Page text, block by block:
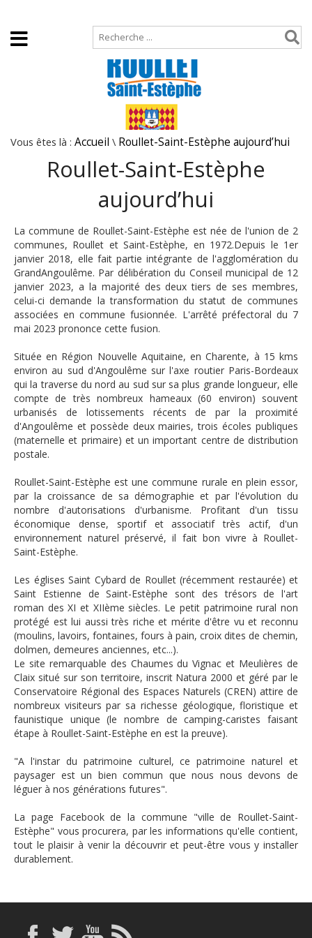
Vous êtes là : Accueil \ Roullet-Saint-Estèphe aujourd’hui
Roullet-Saint-Estèphe
aujourd’hui
La commune de Roullet-Saint-Estèphe est née de l'union de 2
communes, Roullet et Saint-Estèphe, en 1972.Depuis le 1er
janvier 2018, elle fait partie intégrante de l'agglomération du
GrandAngoulême. Par délibération du Conseil municipal de 12
janvier 2023, a la majorité des deux tiers de ses membres,
celui-ci demande la transformation du statut de communes
associées en commune fusionnée. L'arrêté préfectoral du 7
mai 2023 prononce cette fusion.
Située en Région Nouvelle Aquitaine, en Charente, à 15 kms
environ au sud d'Angoulême sur l'axe routier Paris-Bordeaux
qui la traverse du nord au sud sur sa plus grande longueur, elle
compte de très nombreux hameaux (60 environ) souvent
urbanisés de lotissements récents de par la proximité
d'Angoulême et possède deux mairies, trois écoles publiques
(maternelle et primaire) et un important centre de distribution
postale.
Roullet-Saint-Estèphe est une commune rurale en plein essor,
par la croissance de sa démographie et par l'évolution du
nombre d'autorisations d'urbanisme. Profitant d'un tissu
économique dense, sportif et associatif très actif, d'un
environnement naturel préservé, il fait bon vivre à Roullet-
Saint-Estèphe.
Les églises Saint Cybard de Roullet (récemment restaurée) et
Saint Estienne de Saint-Estèphe sont des trésors de l'art
roman des XI et XIIème siècles. Le petit patrimoine rural non
protégé est lui aussi très riche et mérite d'être vu et reconnu
(moulins, lavoirs, fontaines, fours à pain, croix dites de chemin,
dolmen, demeures anciennes, etc...).
Le site remarquable des Chaumes du Vignac et Meulières de
Claix situé sur son territoire, inscrit Natura 2000 et géré par le
Conservatoire Régional des Espaces Naturels (CREN) attire de
nombreux visiteurs par sa richesse géologique, floristique et
faunistique unique (le nombre de camping-caristes faisant
étape à Roullet-Saint-Estèphe en est la preuve).
"A l'instar du patrimoine culturel, ce patrimoine naturel et
paysager est un bien commun que nous nous devons de
léguer à nos générations futures".
La page Facebook de la commune "ville de Roullet-Saint-
Estèphe" vous procurera, par les informations qu'elle contient,
tout le plaisir à venir la découvrir et peut-être vous y installer
durablement.